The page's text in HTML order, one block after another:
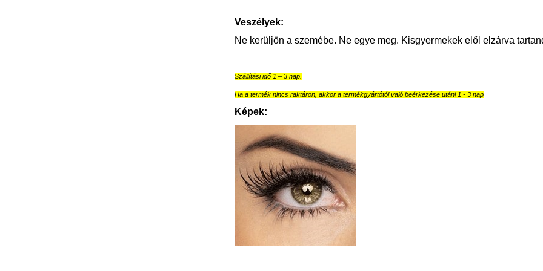
Veszélyek:
Ne kerüljön a szemébe. Ne egye meg. Kisgyermekek elől elzárva
Szállítási idő 1 – 3 nap.
Ha a termék nincs raktáron, akkor a termékgyártótól való beérkezése utáni 1 - 3 nap
Képek: